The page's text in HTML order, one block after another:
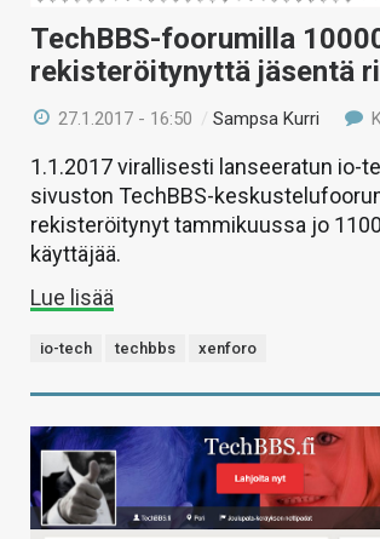
TechBBS-foorumilla
rekisteröitynyttä jäsentä
27.1.2017 - 16:50 /Sampsa Kurri
1.1.2017 virallisesti lanseeratun io-
sivuston TechBBS-
rekisteröitynyt tammikuussa jo
käyttäjää.
Lue lisää
io-tech techbbs xenforo